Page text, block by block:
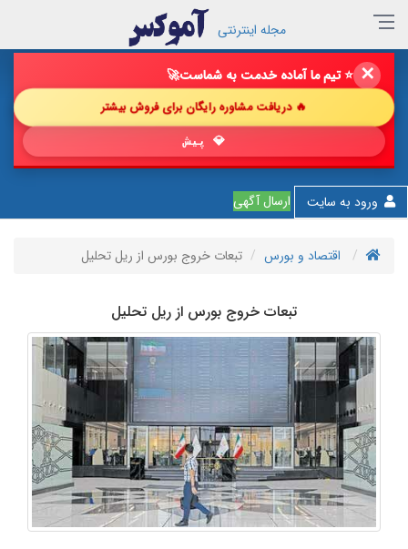
✕ 🔥 فروش خود را با ما چند برابر کن!🚀
🔥 دریافت مشاوره رایگان برای فروش بیشتر
💎 پیشنهاد شگفت‌ا
ورود به سایت ارسال آگهی
مجله اینترنتی
اقتصاد و بورس تبعات خروج بورس از ریل تحلیل
تبعات خروج بورس از ریل تحلیل